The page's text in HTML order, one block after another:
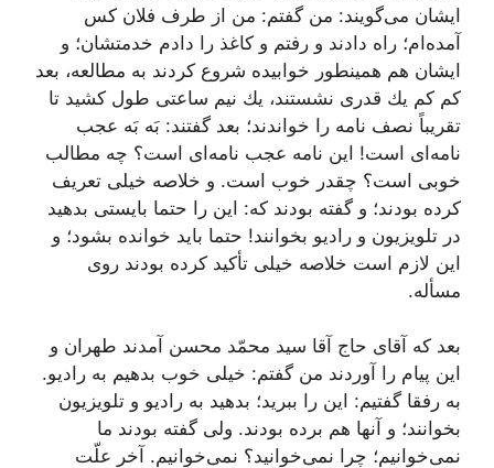
ایشان مى‌گویند: من گفتم: من از طرف فلان كس
آمده‌ام؛ راه دادند و رفتم و كاغذ را دادم خدمتشان؛ و
ایشان هم همینطور خوابیده شروع كردند به مطالعه، بعد
كم كم یك قدرى نشستند، یك نیم ساعتى طول كشید تا
تقریباً نصف نامه را خواندند؛ بعد گفتند: بَه بَه عجب
نامه‌اى است! این نامه عجب نامه‌اى است؟ چه مطالب
خوبى است؟ چقدر خوب است. و خلاصه خیلى تعریف
كرده بودند؛ و گفته بودند كه: این را حتما بایستى بدهید
در تلویزیون و رادیو بخوانند! حتما باید خوانده بشود؛ و
این لازم است خلاصه خیلى تأكید كرده بودند روى
مسأله.
بعد كه آقاى حاج آقا سید محمّد محسن آمدند طهران و
این پیام را آوردند من گفتم: خیلى خوب بدهیم به رادیو.
به رفقا گفتیم: این را ببرید؛ بدهید به رادیو و تلویزیون
بخوانند؛ و آنها هم برده بودند. ولى گفته بودند ما
نمى‌خوانیم؛ چرا نمى‌خوانید؟ نمى‌خوانیم. آخر علّت